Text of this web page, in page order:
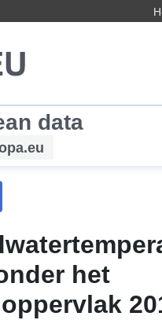
data
het